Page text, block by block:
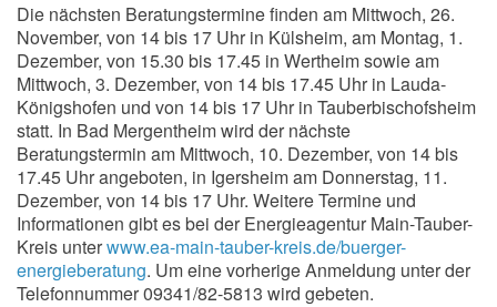
Die nächsten Beratungstermine finden am Mittwoch, 26.
November, von 14 bis 17 Uhr in Külsheim, am Montag, 1.
Dezember, von 15.30 bis 17.45 in Wertheim sowie am
Mittwoch, 3. Dezember, von 14 bis 17.45 Uhr in Lauda-
Königshofen und von 14 bis 17 Uhr in Tauberbischofsheim
statt. In Bad Mergentheim wird der nächste
Beratungstermin am Mittwoch, 10. Dezember, von 14 bis
17.45 Uhr angeboten, in Igersheim am Donnerstag, 11.
Dezember, von 14 bis 17 Uhr. Weitere Termine und
Informationen gibt es bei der Energieagentur Main-Tauber-
Kreis unterwww.ea-main-tauber-kreis.de/buerger-
energieberatung. Um eine vorherige Anmeldung unter der
Telefonnummer 09341/82-5813 wird gebeten.